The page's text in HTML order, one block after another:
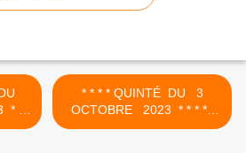
* *
* * * * QUINTÉ DU 3
OCTOBRE 2023 * * * *
>